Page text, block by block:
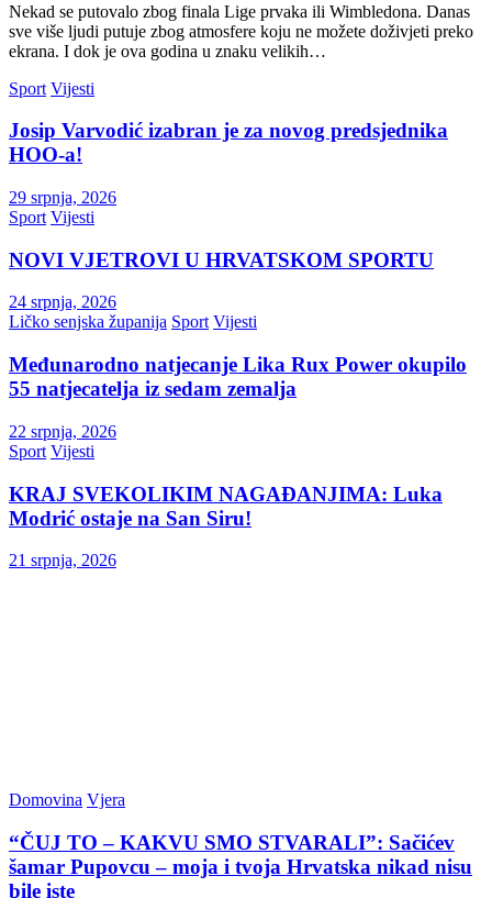
Nekad se putovalo zbog finala Lige prvaka ili Wimbledona. Danas
sve više ljudi putuje zbog atmosfere koju ne možete doživjeti preko
ekrana. I dok je ova godina u znaku velikih…
Sport Vijesti
Josip Varvodić izabran je za novog predsjednika
HOO-a!
29 srpnja, 2026
Sport Vijesti
NOVI VJETROVI U HRVATSKOM SPORTU
24 srpnja, 2026
Ličko senjska županija Sport Vijesti
Međunarodno natjecanje Lika Rux Power okupilo
55 natjecatelja iz sedam zemalja
22 srpnja, 2026
Sport Vijesti
KRAJ SVEKOLIKIM NAGAĐANJIMA: Luka
Modrić ostaje na San Siru!
21 srpnja, 2026
Domovina Vjera
“ČUJ TO – KAKVU SMO STVARALI”: Sačićev
šamar Pupovcu – moja i tvoja Hrvatska nikad nisu
bile iste